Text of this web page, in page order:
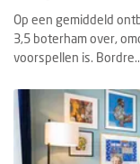
Op een gemiddeld
3,5 boterham over,
voorspellen is.